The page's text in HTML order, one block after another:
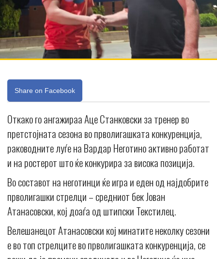
Share on Facebook
Откако го ангажираа Аце Станковски за тренер во
претстојната сезона во прволигашката конкуренција,
раководните луѓе на Вардар Неготино активно работат
и на ростерот што ќе конкурира за висока позиција.
Во составот на неготинци ќе игра и еден од најдобрите
прволигашки стрелци – средниот бек Јован
Атанасовски, кој доаѓа од штипски Текстилец.
Велешанецот Атанасовски кој минатите неколку сезони
е во топ стрелците во прволигашката конкуренција, се